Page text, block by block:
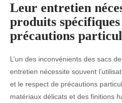
Leur entretien
produits spécifiques
précautions
L’un des inconvénients des sacs
entretien nécessite souvent
et le respect de précautions
matériaux délicats et des finitions